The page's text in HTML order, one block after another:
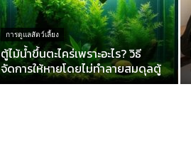
การดูแลสัตว์เลี้ยง
ตู้ไม้น้ำขึ้นตะไคร่เพราะอะไร? วิธี
จัดการให้หายโดยไม่ทำลายสมดุลตู้